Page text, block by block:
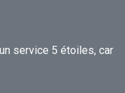
service 5 étoiles, car